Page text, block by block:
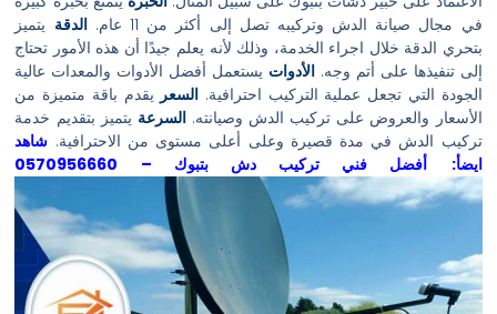
في مجال صيانة الدش وتركيبه تصل إلى أكثر من 11 عام.
الدقة يتميز
بتحري الدقة خلال اجراء الخدمة، وذلك لأنه يعلم جيدًا أن هذه الأمور تحتاج
إلى تنفيذها على أتم وجه. الأدوات يستعمل أفضل الأدوات والمعدات عالية
الجودة التي تجعل عملية التركيب احترافية. السعر يقدم باقة متميزة من
الأسعار والعروض على تركيب الدش وصيانته.السرعة يتميز بتقديم خدمة
تركيب الدش في مدة قصيرة وعلى أعلى مستوى من الاحترافية. شاهد
ايضأ:
أفضل فني تركيب دش بتبوك – 0570956660